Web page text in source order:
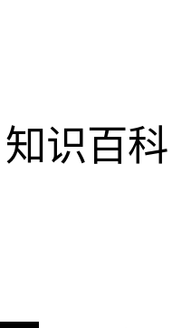
知识百科